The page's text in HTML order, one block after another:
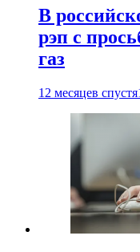
В
рэп с
газ
12 месяцев спустя